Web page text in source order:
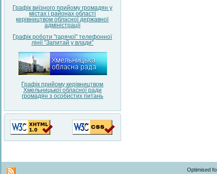
Графік виїзного прийому громадян у
містах і районах області
керівництвом обласної державної
адміністрації
Графік роботи "гарячої" телефонної
лінії "Запитай у влади"
Графік прийому керівництвом
Хмельницької обласної ради
громадян з особистих питань
Optimised